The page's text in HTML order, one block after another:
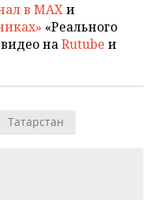
в MAXи
«Реального
наRutube и
Татарстан